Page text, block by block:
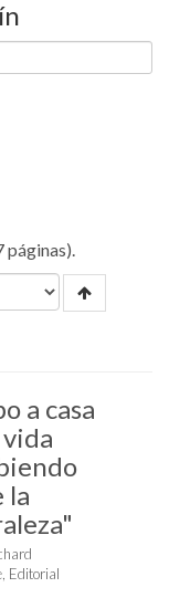
páginas).
a casa
la
Editorial